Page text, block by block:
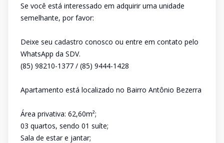
Se você está interessado em adquirir uma unidade
semelhante, por favor:
Deixe seu cadastro conosco ou entre em contato pelo
WhatsApp da SDV.
(85) 98210-1377 / (85) 9444-1428
Apartamento está localizado no Bairro Antônio Bezerra
Área privativa: 62,60m²;
03 quartos, sendo 01 suíte;
Sala de estar e jantar;